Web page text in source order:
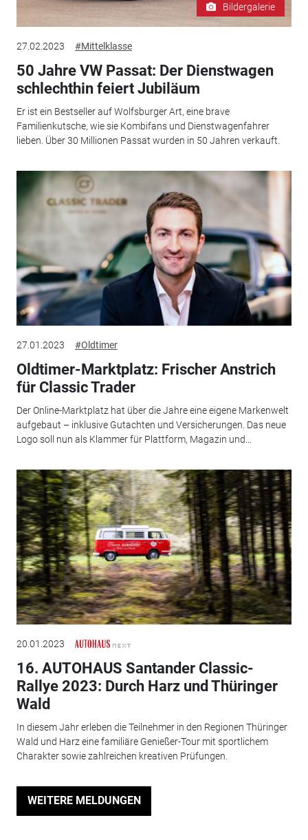
Bildergalerie
27.02.2023 #Mittelklasse
50 Jahre VW Passat: Der Dienstwagen
schlechthin feiert Jubiläum
Er ist ein Bestseller auf Wolfsburger Art, eine brave
Familienkutsche, wie sie Kombifans und Dienstwagenfahrer
lieben. Über 30 Millionen Passat wurden in 50 Jahren verkauft.
27.01.2023 #Oldtimer
Oldtimer-Marktplatz: Frischer Anstrich
für Classic Trader
Der Online-Marktplatz hat über die Jahre eine eigene Markenwelt
aufgebaut – inklusive Gutachten und Versicherungen. Das neue
Logo soll nun als Klammer für Plattform, Magazin und...
20.01.2023
16. AUTOHAUS Santander Classic-
Rallye 2023: Durch Harz und Thüringer
Wald
In diesem Jahr erleben die Teilnehmer in den Regionen Thüringer
Wald und Harz eine familiäre Genießer-Tour mit sportlichem
Charakter sowie zahlreichen kreativen Prüfungen.
WEITERE MELDUNGEN